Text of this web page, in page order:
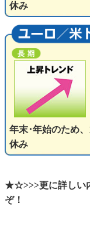
休み
年末･年始のため
休み
★☆>>>更に詳しい
ぞ！